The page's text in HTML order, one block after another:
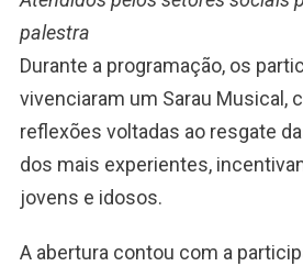
palestra
Durante a programação, os
vivenciaram um Sarau Musical,
reflexões voltadas ao resgate
dos mais experientes,
jovens e idosos.
A abertura contou com a